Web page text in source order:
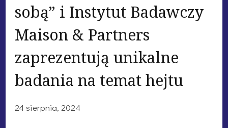
sobą” i Instytut Badawczy
Maison & Partners
zaprezentują unikalne
badania na temat hejtu
24 sierpnia, 2024